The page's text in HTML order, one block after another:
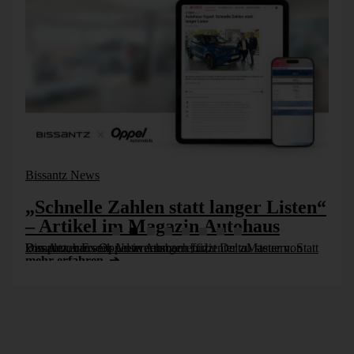
Bissantz News
„Schnelle Zahlen statt langer Listen“
– Artikel im Magazin Autohaus
Das Autohaus Oppel in Ansbach nutzt DeltaMaster von Bissantz, um sein Unternehmen effizienter zu steuern. Statt komplexer Excel-Auswertungen [...]
mehr erfahren